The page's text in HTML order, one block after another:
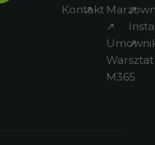
Kontakt
↗
↗
Warsztat
M365
↗
↗